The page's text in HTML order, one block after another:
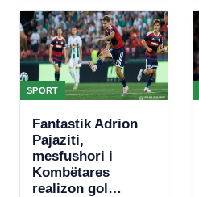
zyrtare
SPORT
Fantastik Adrion
Pajaziti,
mesfushori i
Kombëtares
realizon gol